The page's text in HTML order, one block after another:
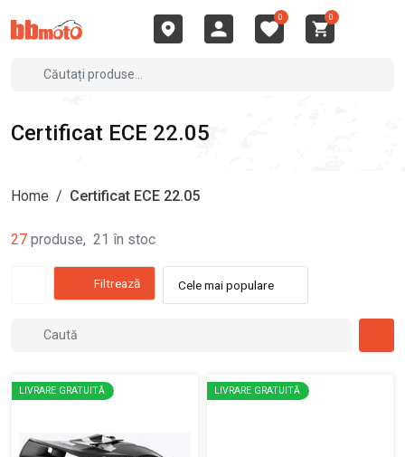
0 0
Certificat ECE 22.05
Home / Certificat ECE 22.05
27 produse, 21 în stoc
Filtrează Cele mai populare
LIVRARE GRATUITĂ LIVRARE GRATUITĂ